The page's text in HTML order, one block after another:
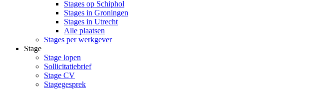
Stages op Schiphol
Stages in Groningen
Stages in Utrecht
Alle plaatsen
Stages per werkgever
Stage
Stage lopen
Sollicitatiebrief
Stage CV
Stagegesprek